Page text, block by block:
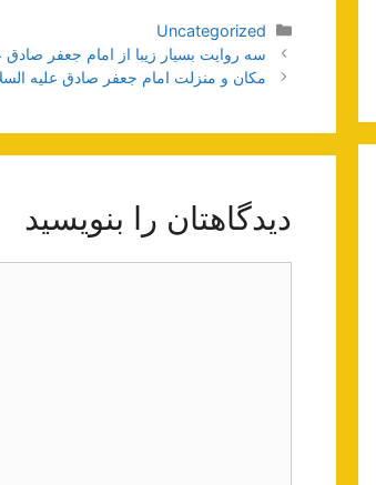
دسته‌ها
Uncategorized
ناوبری
نوشته‌ها
سه روایت بسیار زیبا از امام جعفر صادق
مکان و منزلت امام جعفر صادق علیه
دیدگاهتان را بنویسید